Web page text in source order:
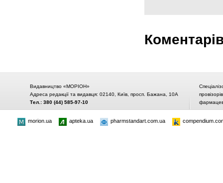
Видавництво «МОРІОН»
Адреса редакції та видавця: 02140, Київ, просп. Бажана, 10А
Тел.: 380 (44) 585-97-10
morion.ua apteka.ua pharmstandart.com.ua